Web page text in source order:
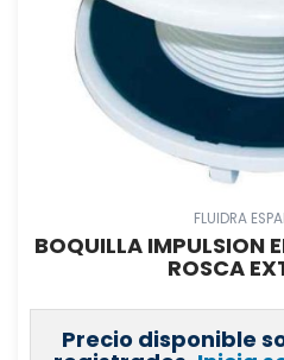
FLUIDRA
BOQUILLA IMPULSION
ROSCA
Precio disponible